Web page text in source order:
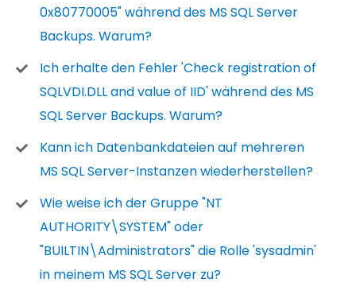
0x80770005" während des MS SQL Server
Backups. Warum?
Ich erhalte den Fehler 'Check registration of
SQLVDI.DLL and value of IID' während des MS
SQL Server Backups. Warum?
Kann ich Datenbankdateien auf mehreren
MS SQL Server-Instanzen wiederherstellen?
Wie weise ich der Gruppe "NT
AUTHORITY\SYSTEM" oder
"BUILTIN\Administrators" die Rolle 'sysadmin'
in meinem MS SQL Server zu?